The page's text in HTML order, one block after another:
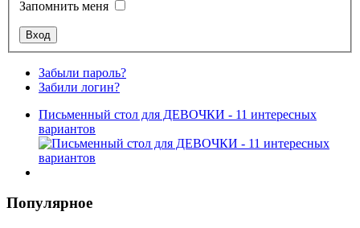
Запомнить меня
Забыли пароль?
Забили логин?
Письменный стол для ДЕВОЧКИ - 11 интересных
вариантов
Популярное